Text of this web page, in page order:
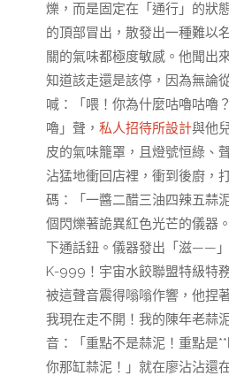
爍，而是固定在「通行」的狀
的頂部冒出，散發出一種難以
關的氣味都極度敏感。他聞出
知道該走還是該停，因為無論
喊：「喂！你為什麼咕嚕咕嚕
嚕」聲， 私人招待所設計與他
皮的氣味籠罩，且燈號恒綠、
沾猛地衝回店裡，衝到後廚，
碼：「一醬二醋三油四辣五蒜
個閃爍著詭異紅色光芒的儀器
下通話鈕。儀器發出「滋——」
K-999！宇宙水餃聯盟特級特
被這聲音震得嗡嗡作響，他捏
我現在走不開！我的陳年老蒜
音：「重點不是蒜泥！重點是
你那缸蒜泥！」就在廖沾沾還